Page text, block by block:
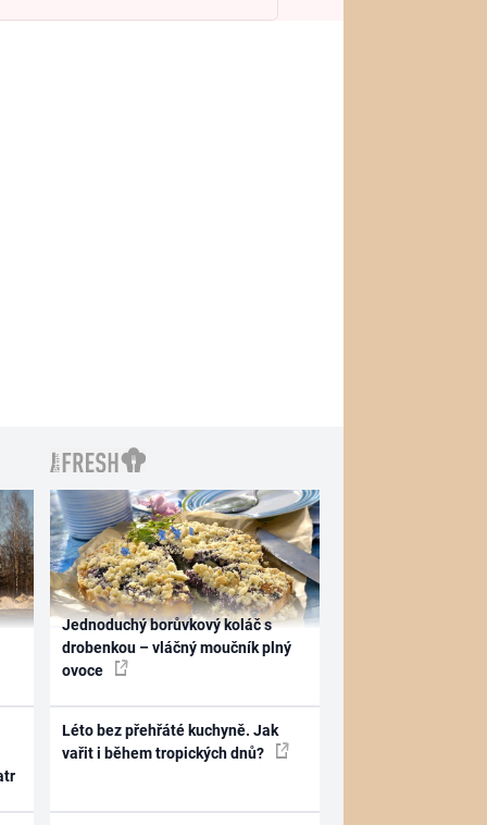
Jednoduchý borůvkový koláč s
drobenkou – vláčný moučník plný
ovoce
Léto bez přehřáté kuchyně. Jak
vařit i během tropických dnů?